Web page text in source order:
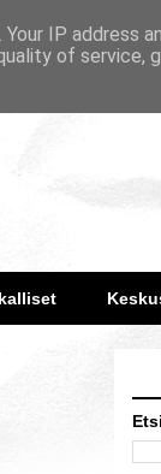
IP address
of service,